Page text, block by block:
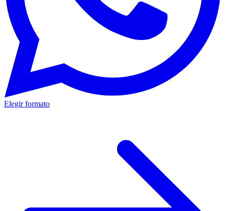
Elegir formato